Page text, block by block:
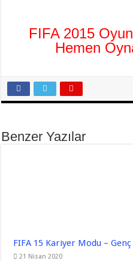
FIFA 2015
Hemen
Benzer Yazılar
FIFA 15 Kariyer Modu –
21 Nisan 2020